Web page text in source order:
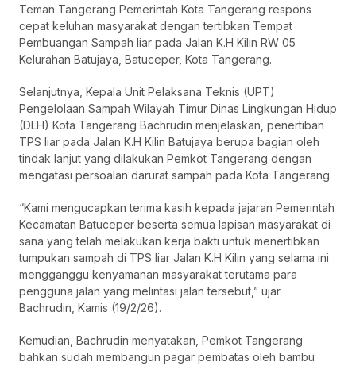
Teman Tangerang Pemerintah Kota Tangerang respons
cepat keluhan masyarakat dengan tertibkan Tempat
Pembuangan Sampah liar pada Jalan K.H Kilin RW 05
Kelurahan Batujaya, Batuceper, Kota Tangerang.
Selanjutnya, Kepala Unit Pelaksana Teknis (UPT)
Pengelolaan Sampah Wilayah Timur Dinas Lingkungan Hidup
(DLH) Kota Tangerang Bachrudin menjelaskan, penertiban
TPS liar pada Jalan K.H Kilin Batujaya berupa bagian oleh
tindak lanjut yang dilakukan Pemkot Tangerang dengan
mengatasi persoalan darurat sampah pada Kota Tangerang.
“Kami mengucapkan terima kasih kepada jajaran Pemerintah
Kecamatan Batuceper beserta semua lapisan masyarakat di
sana yang telah melakukan kerja bakti untuk menertibkan
tumpukan sampah di TPS liar Jalan K.H Kilin yang selama ini
mengganggu kenyamanan masyarakat terutama para
pengguna jalan yang melintasi jalan tersebut,” ujar
Bachrudin, Kamis (19/2/26).
Kemudian, Bachrudin menyatakan, Pemkot Tangerang
bahkan sudah membangun pagar pembatas oleh bambu